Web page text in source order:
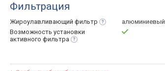
Фильтрация
Жироулавливающий фильтр
алюминиевый
Возможность установки
активного фильтра